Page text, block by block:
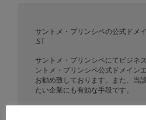
サントメ・プリンシペの公式ドメ
.ST
サントメ・プリンシペにてビジネ
ントメ・プリンシペ公式ドメイン
お勧め致しております。また、当
たい企業にも有効な手段です。
サントメ・プリンシペとは、正式